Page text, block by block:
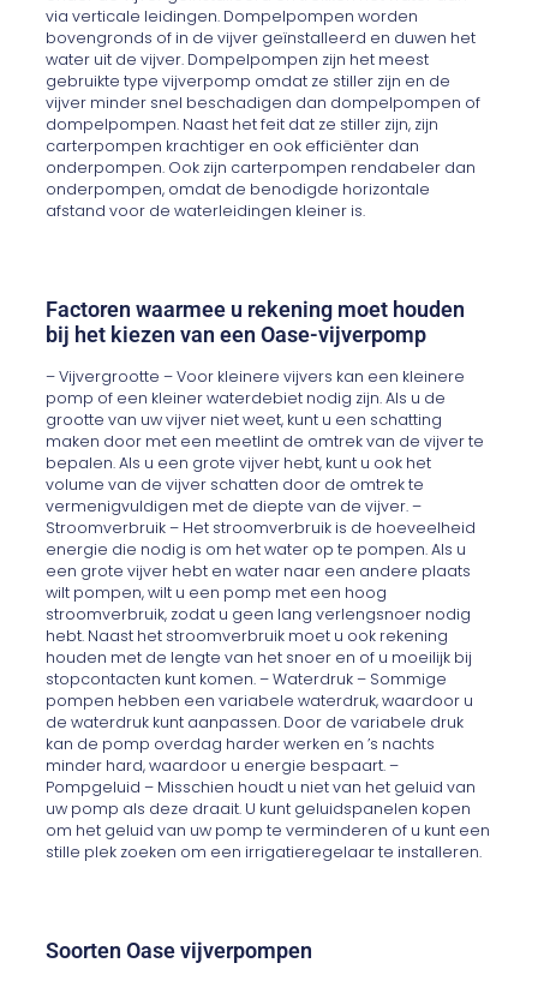
via verticale leidingen. Dompelpompen worden
bovengronds of in de vijver geïnstalleerd en duwen het
water uit de vijver. Dompelpompen zijn het meest
gebruikte type vijverpomp omdat ze stiller zijn en de
vijver minder snel beschadigen dan dompelpompen of
dompelpompen. Naast het feit dat ze stiller zijn, zijn
carterpompen krachtiger en ook efficiënter dan
onderpompen. Ook zijn carterpompen rendabeler dan
onderpompen, omdat de benodigde horizontale
afstand voor de waterleidingen kleiner is.
Factoren waarmee u rekening moet houden
bij het kiezen van een Oase-vijverpomp
– Vijvergrootte – Voor kleinere vijvers kan een kleinere
pomp of een kleiner waterdebiet nodig zijn. Als u de
grootte van uw vijver niet weet, kunt u een schatting
maken door met een meetlint de omtrek van de vijver te
bepalen. Als u een grote vijver hebt, kunt u ook het
volume van de vijver schatten door de omtrek te
vermenigvuldigen met de diepte van de vijver. –
Stroomverbruik – Het stroomverbruik is de hoeveelheid
energie die nodig is om het water op te pompen. Als u
een grote vijver hebt en water naar een andere plaats
wilt pompen, wilt u een pomp met een hoog
stroomverbruik, zodat u geen lang verlengsnoer nodig
hebt. Naast het stroomverbruik moet u ook rekening
houden met de lengte van het snoer en of u moeilijk bij
stopcontacten kunt komen. – Waterdruk – Sommige
pompen hebben een variabele waterdruk, waardoor u
de waterdruk kunt aanpassen. Door de variabele druk
kan de pomp overdag harder werken en ’s nachts
minder hard, waardoor u energie bespaart. –
Pompgeluid – Misschien houdt u niet van het geluid van
uw pomp als deze draait. U kunt geluidspanelen kopen
om het geluid van uw pomp te verminderen of u kunt een
stille plek zoeken om een irrigatieregelaar te installeren.
Soorten Oase vijverpompen